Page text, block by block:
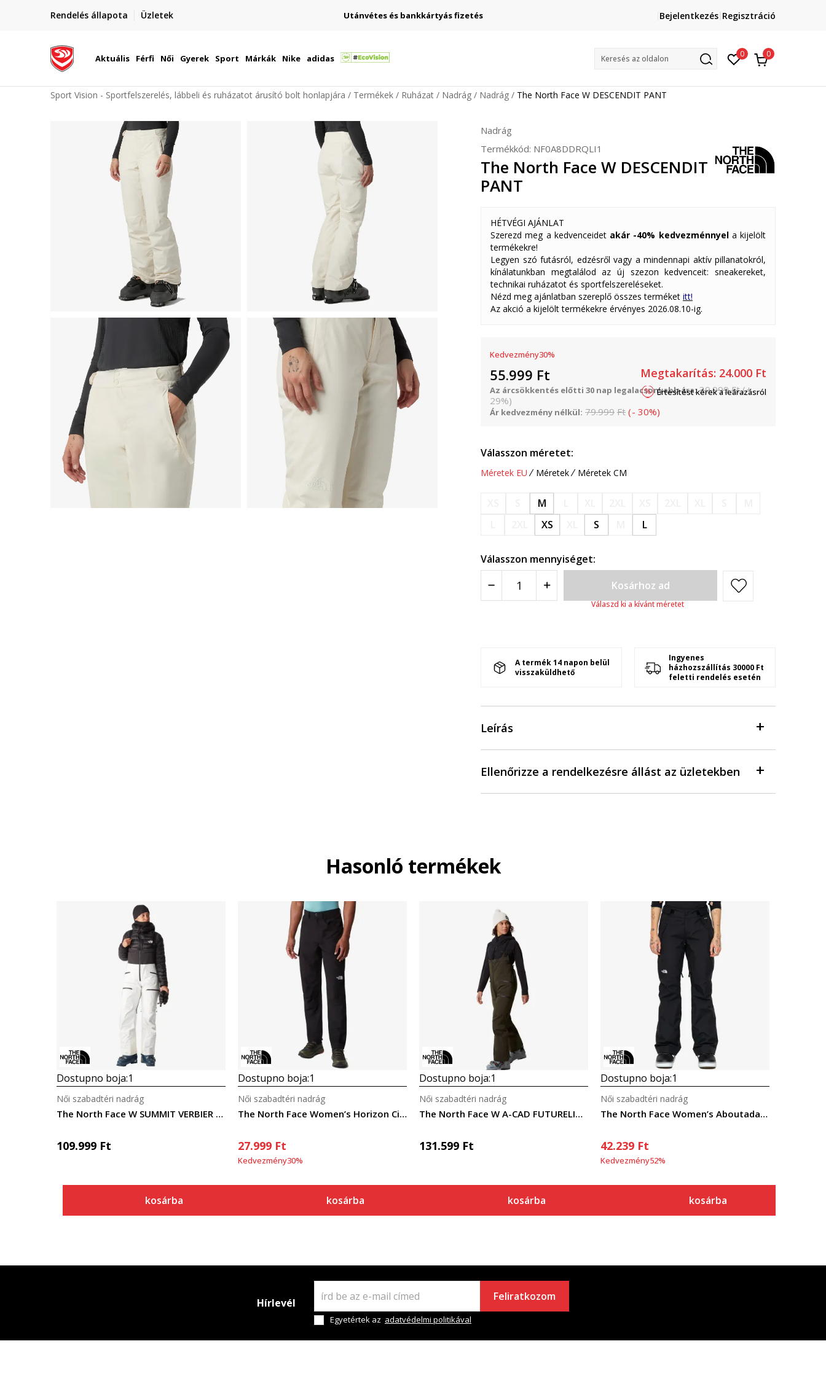
Rendelés állapota Üzletek
Szállítás Magyarország területén Utánvétes és bankkártyás fizetés
Lépj velünk kapcsolatba
online@sport-vision.huBejelentkezés Regisztráció
Aktuális Férfi Női Gyerek Sport Márkák Nike adidas Keresés az oldalon 0 0
Sport Vision - Sportfelszerelés, lábbeli és ruházatot árusító bolt honlapjára Termékek Ruházat Nadrág Nadrág The North Face W DESCENDIT PANT
Nadrág
Termékkód: NF0A8DDRQLI1
The North Face W DESCENDIT
PANT
HÉTVÉGI AJÁNLAT
Szerezd meg a kedvenceidet akár -40% kedvezménnyel a kijelölt
termékekre!
Legyen szó futásról, edzésről vagy a mindennapi aktív pillanatokról,
kínálatunkban megtalálod az új szezon kedvenceit: sneakereket,
technikai ruházatot és sportfelszereléseket.
Nézd meg ajánlatban szereplő összes terméket itt!
Az akció a kijelölt termékekre érvényes 2026.08.10-ig.
Kedvezmény30%
55.999 Ft
Az árcsökkentés előtti 30 nap legalacsonyabb ára: 39.999 Ft (+
29%)
Ár kedvezmény nélkül: 79.999 Ft (- 30%)
Megtakarítás: 24.000 Ft
Értesítést kérek a leárazásról
Válasszon méretet:
Méretek EU Méretek Méretek CM
M
XS S L
Válasszon mennyiséget:
Kosárhoz ad
Válaszd ki a kívánt méretet
A termék 14 napon belül
visszaküldhető
Ingyenes
házhozszállítás 30000 Ft
feletti rendelés esetén
Leírás
Ellenőrizze a rendelkezésre állást az üzletekben
Hasonló termékek
Dostupno boja:1
The North Face W SUMMIT VERBIER FUTURELIGHT BIB GARDENI
Női szabadtéri nadrág
109.999 Ft
kosárba
Dostupno boja:1
The North Face Women’s Horizon Circular Pant - Eu
Női szabadtéri nadrág
27.999 Ft
Kedvezmény30%
kosárba
Dostupno boja:1
The North Face W A-CAD FUTURELIGHT BIB
Női szabadtéri nadrág
131.599 Ft
kosárba
Dostupno boja:1
The North Face Women’s Aboutaday Pant
Női szabadtéri nadrág
42.239 Ft
Kedvezmény52%
kosárba
Hírlevél Feliratkozom
Egyetértek az adatvédelmi politikával